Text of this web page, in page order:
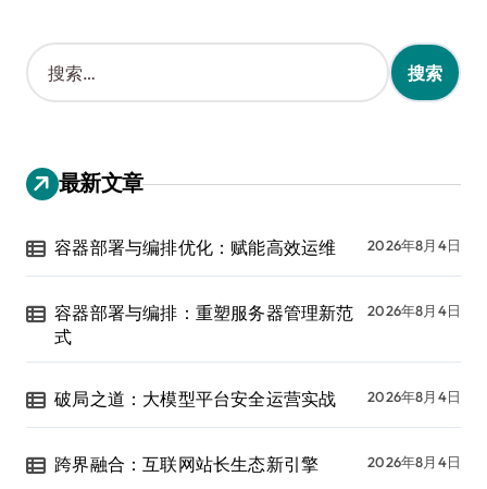
搜
索
：
最新文章
容器部署与编排优化：赋能高效运维 2026年8月4日
容器部署与编排：重塑服务器管理新范
式
2026年8月4日
破局之道：大模型平台安全运营实战 2026年8月4日
跨界融合：互联网站长生态新引擎 2026年8月4日